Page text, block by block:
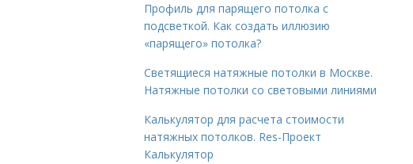
Профиль для парящего потолка с
подсветкой. Как создать иллюзию
«парящего» потолка?
Светящиеся натяжные потолки в Москве.
Натяжные потолки со световыми линиями
Калькулятор для расчета стоимости
натяжных потолков. Res-Проект
Калькулятор